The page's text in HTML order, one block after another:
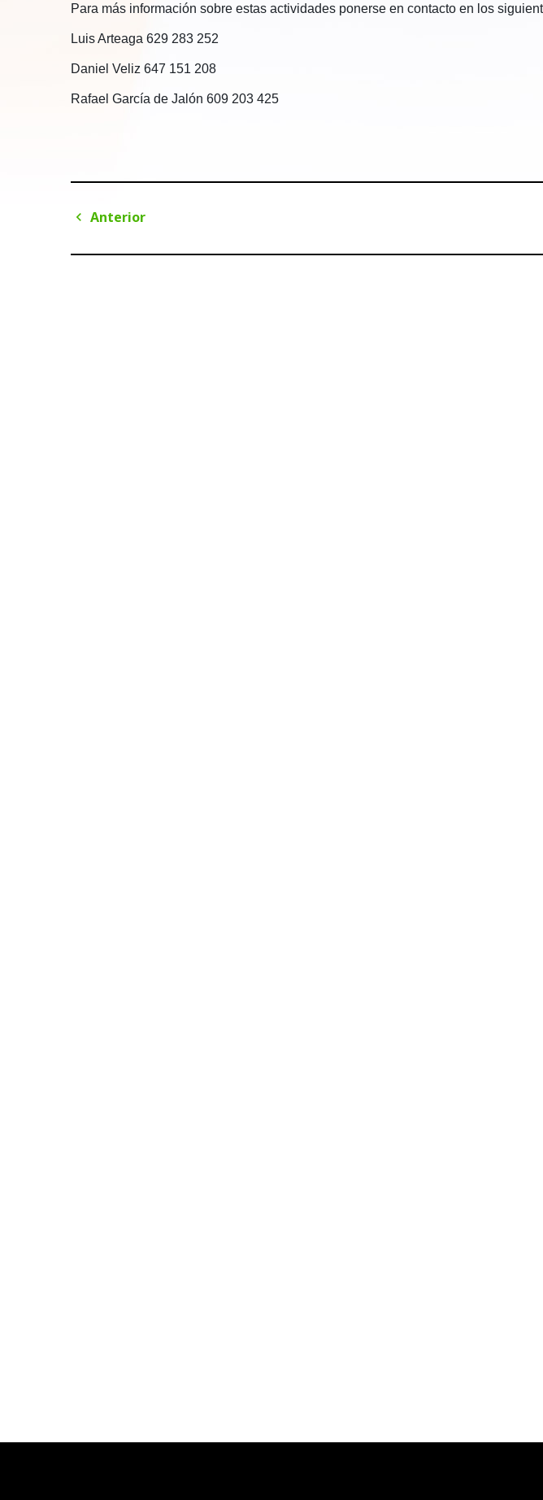
Para más información sobre estas actividades ponerse en contacto en los
Luis Arteaga 629 283 252
Daniel Veliz 647 151 208
Rafael García de Jalón 609 203 425
Navegación
de
Anterior